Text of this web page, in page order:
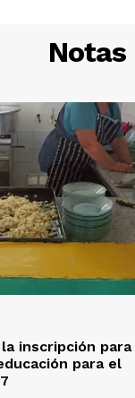
Notas
inscripción para
para el